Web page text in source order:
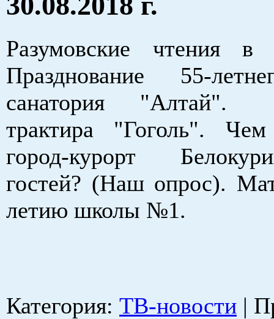
Разумовские чтения в
Празднование 55-
санатория "Алтай".
трактира "Гоголь". Чем
город-курорт
гостей? (Наш опрос).
летию школы №1.
Категория: ТВ-новости |